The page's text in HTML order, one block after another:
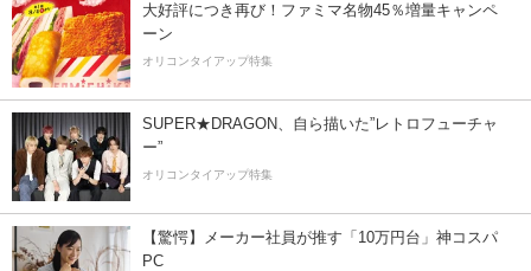
大好評につき再び！ファミマ名物45％増量キャンペ
ーン
オリコンタイアップ特集
SUPER★DRAGON、自ら描いた”レトロフューチャ
ー”
オリコンタイアップ特集
【驚愕】メーカー社員が推す「10万円台」神コスパ
PC